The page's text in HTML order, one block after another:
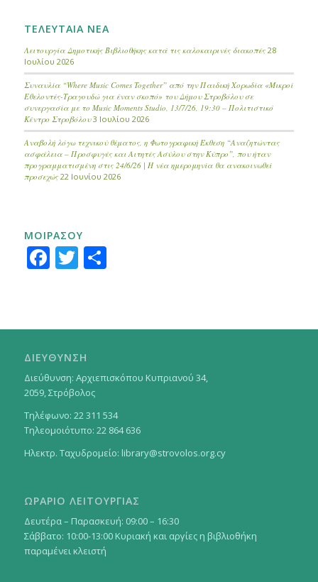
ΤΕΛΕΥΤΑΙΑ ΝΕΑ
Λειτουργία Δημοτικής Βιβλιοθήκης κατά τις καλοκαιρινές διακοπές 28
Ιουλίου 2026
Συναυλία “Where Music Comes Together” από την Παιδική Χορωδία «Μικροί
Εθελοντές-Τραγουδώ για έναν σκοπό» του Δήμου Στροβόλου σε
συνεργασία με το Music Moments Studio, 13/7/26, 19:30 – Πολιτιστικό
Κέντρο Στροβόλου 3 Ιουλίου 2026
Αναβολή λόγω τεχνικού θέματος, η Φωτογραφική Έκθεση “Αναζητώντας
ασφάλεια – Προσφυγές και Αιτητές Ασύλου στην Κύπρο”, που ήταν
προγραμματισμένη στις 24/6/26 | Η νέα ημερομηνία θα ανακοινωθεί
προσεχώς 22 Ιουνίου 2026
ΜΟΙΡΑΣΟΥ
Facebook
Twitter
Μοιραστείτε
ΔΙΕΥΘΥΝΣΗ
Διεύθυνση: Αρχιεπισκόπου Κυπριανού 34,
2059, Στρόβολος
Τηλέφωνο: 22 311 534
Τηλεομοιότυπο: 22 864 636
Ηλεκτρ. Ταχυδρομείο: library@strovolos.org.cy
ΩΡΑΡΙΟ ΛΕΙΤΟΥΡΓΙΑΣ
Δευτέρα – Παρασκευή: 09:00 – 16:30
Σάββατο: 10:00-13:00 Κυριακή και αργίες η βιβλιοθήκη
παραμένει κλειστή